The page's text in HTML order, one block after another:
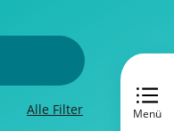
Alle Filter Menü